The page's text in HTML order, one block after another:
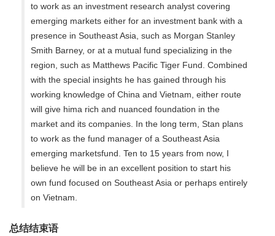
to work as an investment research analyst covering
emerging markets either for an investment bank with a
presence in Southeast Asia, such as Morgan Stanley
Smith Barney, or at a mutual fund specializing in the
region, such as Matthews Pacific Tiger Fund. Combined
with the special insights he has gained through his
working knowledge of China and Vietnam, either route
will give hima rich and nuanced foundation in the
market and its companies. In the long term, Stan plans
to work as the fund manager of a Southeast Asia
emerging marketsfund. Ten to 15 years from now, I
believe he will be in an excellent position to start his
own fund focused on Southeast Asia or perhaps entirely
on Vietnam.
总结结束语